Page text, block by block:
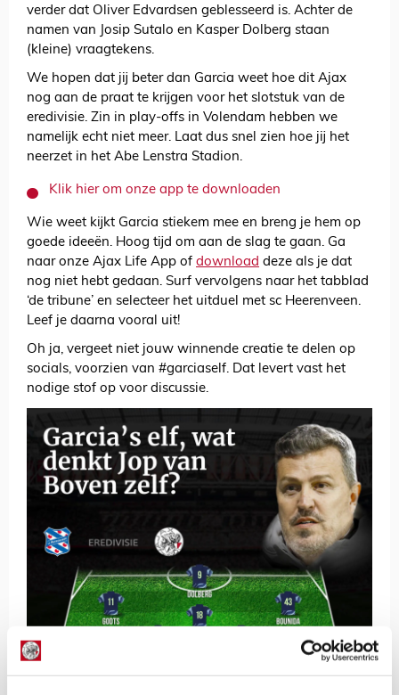
verder dat Oliver Edvardsen geblesseerd is. Achter de
namen van Josip Sutalo en Kasper Dolberg staan
(kleine) vraagtekens.
We hopen dat jij beter dan Garcia weet hoe dit Ajax
nog aan de praat te krijgen voor het slotstuk van de
eredivisie. Zin in play-offs in Volendam hebben we
namelijk echt niet meer. Laat dus snel zien hoe jij het
neerzet in het Abe Lenstra Stadion.
Klik hier om onze app te downloaden
Wie weet kijkt Garcia stiekem mee en breng je hem op
goede ideeën. Hoog tijd om aan de slag te gaan. Ga
naar onze Ajax Life App of download deze als je dat
nog niet hebt gedaan. Surf vervolgens naar het tabblad
‘de tribune’ en selecteer het uitduel met sc Heerenveen.
Leef je daarna vooral uit!
Oh ja, vergeet niet jouw winnende creatie te delen op
socials, voorzien van #garciaself. Dat levert vast het
nodige stof op voor discussie.